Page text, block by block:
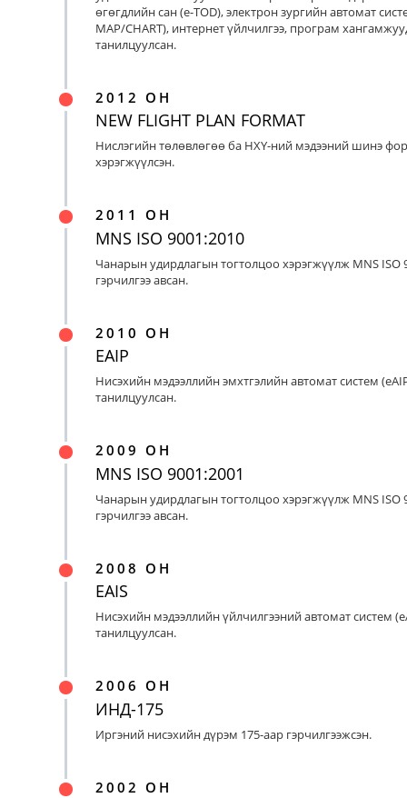
өгөгдлийн сан (e-TOD), электрон зургийн автомат
MAP/CHART), интернет үйлчилгээ, програм
танилцуулсан.
2012 ОН
NEW FLIGHT PLAN FORMAT
Нислэгийн төлөвлөгөө ба НХҮ-ний мэдээний шинэ
хэрэгжүүлсэн.
2011 ОН
MNS ISO 9001:2010
Чанарын удирдлагын тогтолцоо хэрэгжүүлж MNS ISO
гэрчилгээ авсан.
2010 ОН
EAIP
Нисэхийн мэдээллийн эмхтгэлийн автомат систем
танилцуулсан.
2009 ОН
MNS ISO 9001:2001
Чанарын удирдлагын тогтолцоо хэрэгжүүлж MNS ISO
гэрчилгээ авсан.
2008 ОН
EAIS
Нисэхийн мэдээллийн үйлчилгээний автомат систем
танилцуулсан.
2006 ОН
ИНД-175
Иргэний нисэхийн дүрэм 175-аар гэрчилгээжсэн.
2002 ОН